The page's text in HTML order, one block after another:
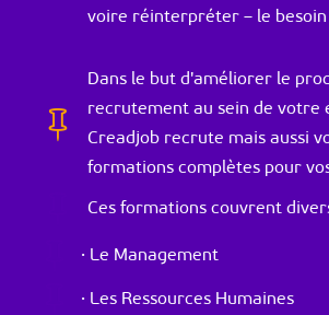
voire réinterpréter – le

Dans le but d'améliorer le
recrutement au sein de votre
Creadjob recrute mais aussi
formations complètes pour
Ces formations couvrent
· Le Management
· Les Ressources Humaines